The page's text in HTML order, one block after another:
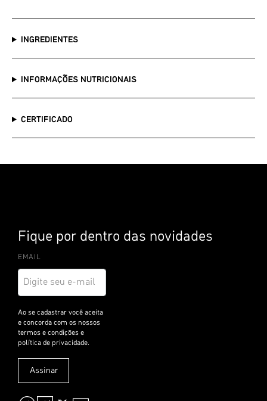
INGREDIENTES
INFORMAÇÕES NUTRICIONAIS
CERTIFICADO
Fique por dentro das novidades
EMAIL
I
s
e
v
Assinar